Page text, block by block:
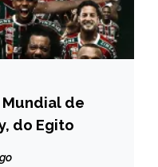
de
do Egito